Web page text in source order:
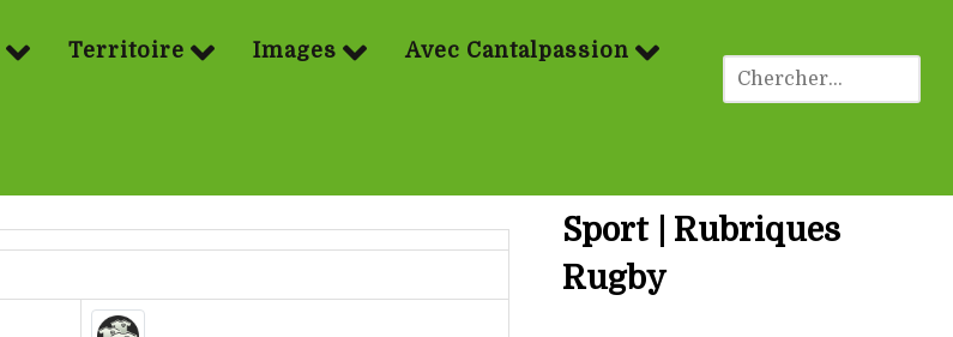
Territoire Images Avec Cantalpassion
Sport | Rubriques
Rugby